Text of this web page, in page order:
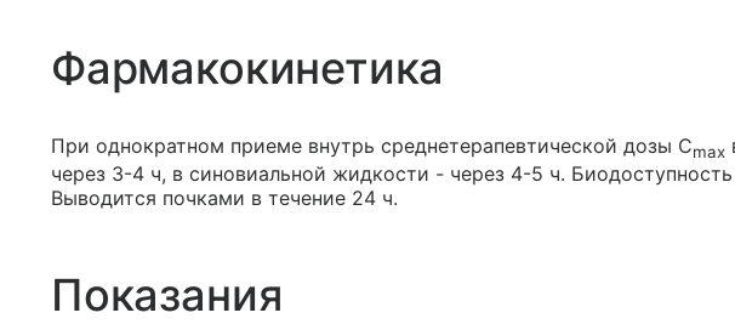
Фармакокинетика
При однократном приеме внутрь среднетерапевтической дозы Cmax
через 3-4 ч, в синовиальной жидкости - через 4-5 ч. Биодоступность
Выводится почками в течение 24 ч.
Показания